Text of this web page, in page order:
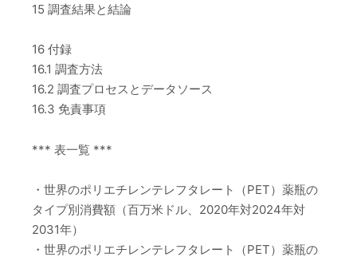
15 調査結果と結論
16 付録
16.1 調査方法
16.2 調査プロセスとデータソース
16.3 免責事項
*** 表一覧 ***
・世界のポリエチレンテレフタレート（PET）薬瓶の
タイプ別消費額（百万米ドル、2020年対2024年対
2031年）
・世界のポリエチレンテレフタレート（PET）薬瓶の